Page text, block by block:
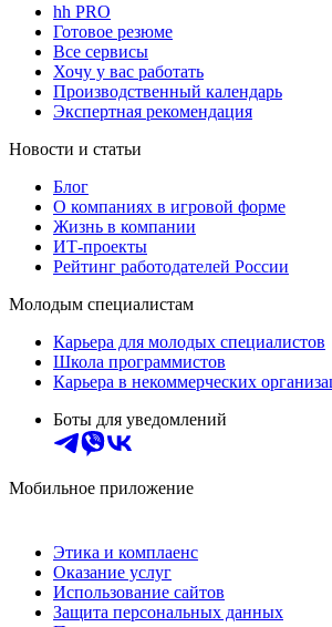
hh PRO
Готовое резюме
Все сервисы
Хочу у вас работать
Производственный календарь
Экспертная рекомендация
Новости и статьи
Блог
О компаниях в игровой форме
Жизнь в компании
ИТ-проекты
Рейтинг работодателей России
Молодым специалистам
Карьера для молодых специалистов
Школа программистов
Карьера в некоммерческих
Боты для уведомлений
Мобильное приложение
Этика и комплаенс
Оказание услуг
Использование сайтов
Защита персональных данных